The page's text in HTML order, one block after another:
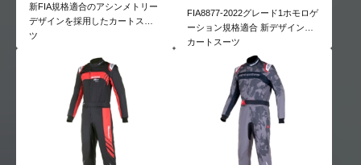
新FIA規格適合のアシンメトリー
デザインを採用したカートスー
ツ
FIA8877-2022グレード1ホモロゲ
ーション規格適合 新デザインの
カートスーツ